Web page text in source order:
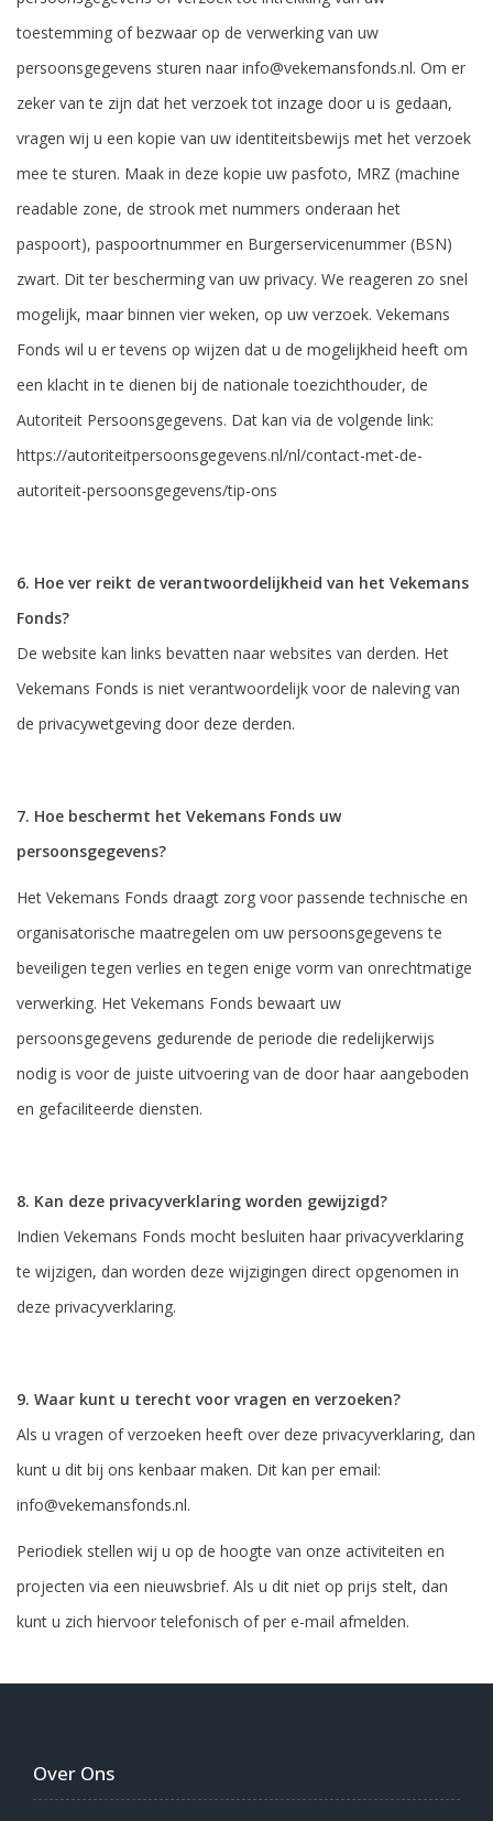
toestemming of bezwaar op de verwerking van uw
persoonsgegevens sturen naar info@vekemansfonds.nl. Om er
zeker van te zijn dat het verzoek tot inzage door u is gedaan,
vragen wij u een kopie van uw identiteitsbewijs met het verzoek
mee te sturen. Maak in deze kopie uw pasfoto, MRZ (machine
readable zone, de strook met nummers onderaan het
paspoort), paspoortnummer en Burgerservicenummer (BSN)
zwart. Dit ter bescherming van uw privacy. We reageren zo snel
mogelijk, maar binnen vier weken, op uw verzoek. Vekemans
Fonds wil u er tevens op wijzen dat u de mogelijkheid heeft om
een klacht in te dienen bij de nationale toezichthouder, de
Autoriteit Persoonsgegevens. Dat kan via de volgende link:
https://autoriteitpersoonsgegevens.nl/nl/contact-met-de-
autoriteit-persoonsgegevens/tip-ons
6. Hoe ver reikt de verantwoordelijkheid van het Vekemans
Fonds?
De website kan links bevatten naar websites van derden. Het
Vekemans Fonds is niet verantwoordelijk voor de naleving van
de privacywetgeving door deze derden.
7. Hoe beschermt het Vekemans Fonds uw
persoonsgegevens?
Het Vekemans Fonds draagt zorg voor passende technische en
organisatorische maatregelen om uw persoonsgegevens te
beveiligen tegen verlies en tegen enige vorm van onrechtmatige
verwerking. Het Vekemans Fonds bewaart uw
persoonsgegevens gedurende de periode die redelijkerwijs
nodig is voor de juiste uitvoering van de door haar aangeboden
en gefaciliteerde diensten.
8. Kan deze privacyverklaring worden gewijzigd?
Indien Vekemans Fonds mocht besluiten haar privacyverklaring
te wijzigen, dan worden deze wijzigingen direct opgenomen in
deze privacyverklaring.
9. Waar kunt u terecht voor vragen en verzoeken?
Als u vragen of verzoeken heeft over deze privacyverklaring, dan
kunt u dit bij ons kenbaar maken. Dit kan per email:
info@vekemansfonds.nl.
Periodiek stellen wij u op de hoogte van onze activiteiten en
projecten via een nieuwsbrief. Als u dit niet op prijs stelt, dan
kunt u zich hiervoor telefonisch of per e-mail afmelden.
Over Ons